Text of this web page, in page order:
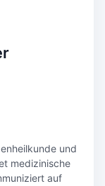
und
medizinische
auf